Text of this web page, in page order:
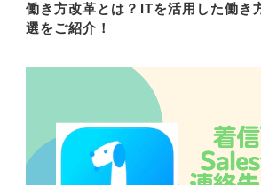
働き方改革とは？ITを活用した働き
選をご紹介！